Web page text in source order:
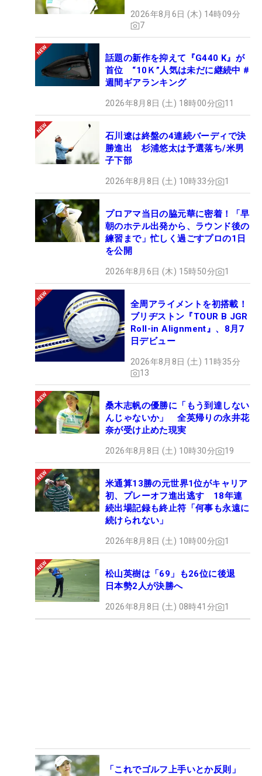
2026年8月6日 (木) 14時09分
7
話題の新作を抑えて『G440 K』が
首位 “10Ｋ”人気は未だに継続中 #
週間ギアランキング
2026年8月8日 (土) 18時00分 11
石川遼は終盤の4連続バーディで決
勝進出 杉浦悠太は予選落ち/米男
子下部
2026年8月8日 (土) 10時33分 1
プロアマ当日の脇元華に密着！「早
朝のホテル出発から、ラウンド後の
練習まで」忙しく過ごすプロの1日
を公開
2026年8月6日 (木) 15時50分 1
全周アライメントを初搭載！
ブリヂストン『TOUR B JGR
Roll-in Alignment』、8月7
日デビュー
2026年8月8日 (土) 11時35分
13
桑木志帆の優勝に「もう到達しない
んじゃないか」 全英帰りの永井花
奈が受け止めた現実
2026年8月8日 (土) 10時30分 19
米通算13勝の元世界1位がキャリア
初、プレーオフ進出逃す 18年連
続出場記録も終止符「何事も永遠に
続けられない」
2026年8月8日 (土) 10時00分 1
松山英樹は「69」も26位に後退
日本勢2人が決勝へ
2026年8月8日 (土) 08時41分 1
「これでゴルフ上手いとか反則」